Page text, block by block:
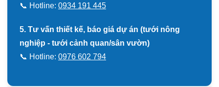
📞 Hotline: 0934 191 445
5. Tư vấn thiết kế, báo giá dự án (tưới nông
nghiệp - tưới cảnh quan/sân vườn)
📞 Hotline: 0976 602 794